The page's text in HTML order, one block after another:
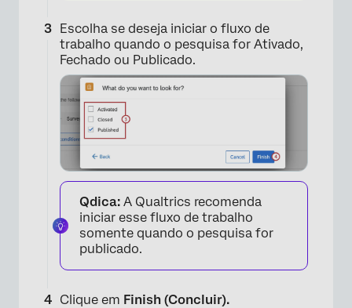
Escolha se deseja iniciar o fluxo de
trabalho quando o pesquisa for Ativado,
Fechado ou Publicado.
Qdica: A Qualtrics recomenda
iniciar esse fluxo de trabalho
somente quando o pesquisa for
publicado.
Clique em Finish (Concluir).